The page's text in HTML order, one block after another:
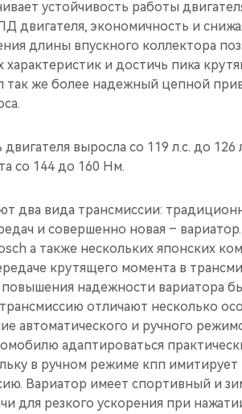
устойчивость работы
двигателя, экономичность и
длины впускного коллектора
и достичь пика
так же более надежный цепной
выросла со 119 л.с. до 126
со 144 до 160 Нм.
два вида трансмиссии:
и совершенно новая –
а также нескольких японских
крутящего момента в
надежности вариатора
отличают несколько
автоматического и ручного
адаптироваться
в ручном режиме кпп имитирует
Вариатор имеет спортивный и
для резкого ускорения при